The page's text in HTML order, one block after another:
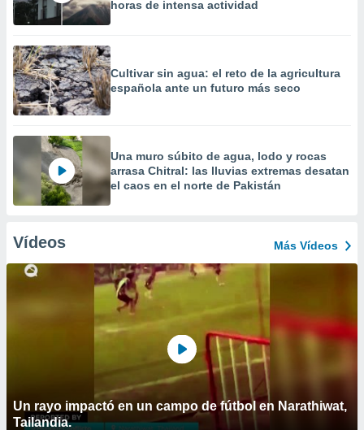
horas de intensa actividad
Cultivar sin agua: el reto de la agricultura
española ante un futuro más seco
Una muro súbito de agua, lodo y rocas
arrasa Chitral: las lluvias extremas desatan
el caos en el norte de Pakistán
Vídeos Más Vídeos
Un rayo impactó en un campo de fútbol en Narathiwat,
Tailandia.